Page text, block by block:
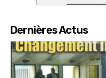
Dernières Actus